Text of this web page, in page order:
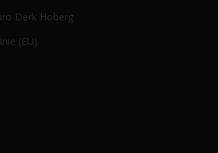
Derk Hoberg
(EU)